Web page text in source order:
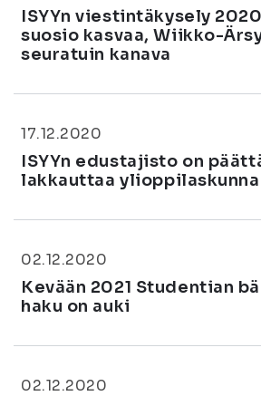
ISYYn viestintäkysely
suosio kasvaa, Wiikko-
seuratuin kanava
17.12.2020
ISYYn edustajisto on
lakkauttaa
02.12.2020
Kevään 2021 Studentian
haku on auki
02.12.2020